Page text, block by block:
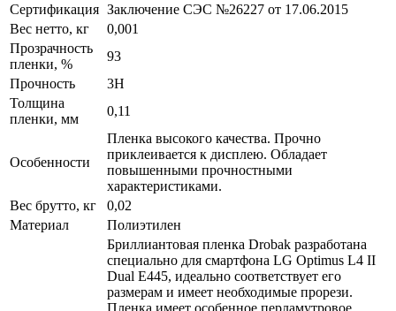
Сертификация Заключение СЭС №26227 от 17.06.2015
Вес нетто, кг
0,001
Прозрачность
пленки, %
93
Прочность
3H
Толщина
пленки, мм
0,11
Особенности
Пленка высокого качества. Прочно
приклеивается к дисплею. Обладает
повышенными прочностными
характеристиками.
Вес брутто, кг
0,02
Материал
Полиэтилен
Бриллиантовая пленка Drobak разработана
специально для смартфона LG Optimus L4 II
Dual E445, идеально соответствует его
размерам и имеет необходимые прорези.
Пленка имеет особенное перламутровое